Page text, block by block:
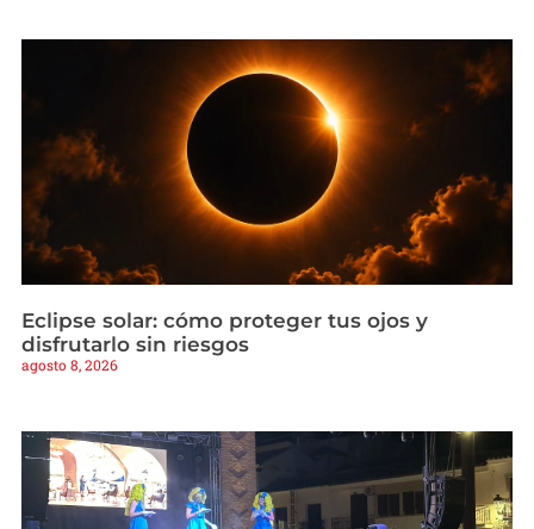
Eclipse solar: cómo proteger tus ojos y
disfrutarlo sin riesgos
agosto 8, 2026